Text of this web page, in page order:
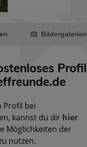
Bildergalerien
Profil
Profil bei
kannst du dir hier
Möglichkeiten der
nutzen.